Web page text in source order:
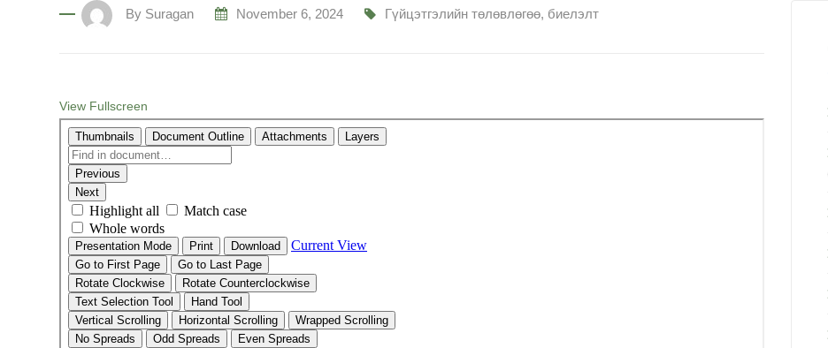
By Suragan November 6, 2024 Гүйцэтгэлийн төлөвлөгөө, биелэлт
View Fullscreen